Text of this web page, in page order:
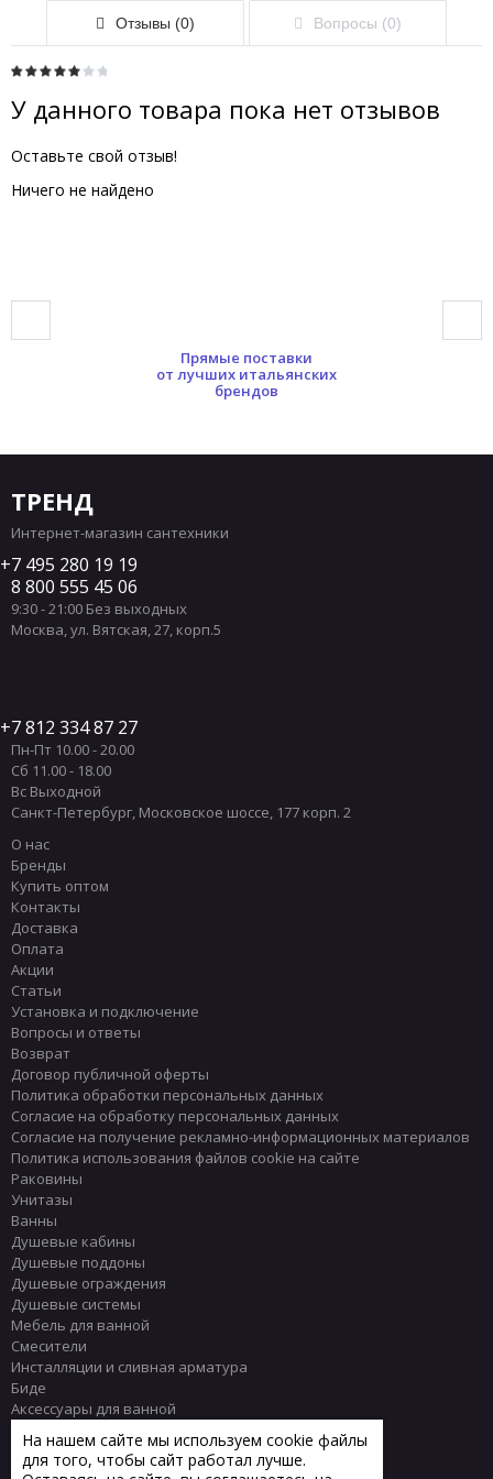
Отзывы (0) Вопросы (0)
У данного товара пока нет отзывов
Оставьте свой отзыв!
Ничего не найдено
Прямые поставки
от лучших итальянских
брендов
ТРЕНД
Интернет-магазин сантехники
7 495 280 19 19
8 800 555 45 06
9:30 - 21:00 Без выходных
Москва,ул. Вятская, 27, корп.5
7 812 334 87 27
Пн-Пт 10.00 - 20.00
Сб 11.00 - 18.00
Вс Выходной
Санкт-Петербург, Московское шоссе, 177 корп. 2
О нас
Бренды
Купить оптом
Контакты
Доставка
Оплата
Акции
Статьи
Установка и подключение
Вопросы и ответы
Возврат
Договор публичной оферты
Политика обработки персональных данных
Согласие на обработку персональных данных
Согласие на получение рекламно-информационных материалов
Политика использования файлов cookie на сайте
Раковины
Унитазы
Ванны
Душевые кабины
Душевые поддоны
Душевые ограждения
Душевые системы
Мебель для ванной
Смесители
Инсталляции и сливная арматура
Биде
Аксессуары для ванной
Полотенцесушители
Комплектующие
На нашем сайте мы используем cookie файлы
для того, чтобы сайт работал лучше.